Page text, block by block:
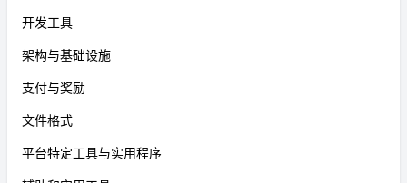
开发工具
架构与基础设施
支付与奖励
文件格式
平台特定工具与实用程序